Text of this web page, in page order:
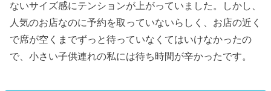
ないサイズ感にテンションが上がっていました。しかし、
人気のお店なのに予約を取っていないらしく、お店の近く
で席が空くまでずっと待っていなくてはいけなかったの
で、小さい子供連れの私には待ち時間が辛かったです。